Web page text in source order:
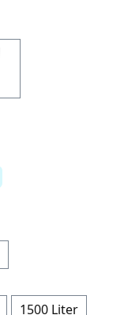
1500 Liter